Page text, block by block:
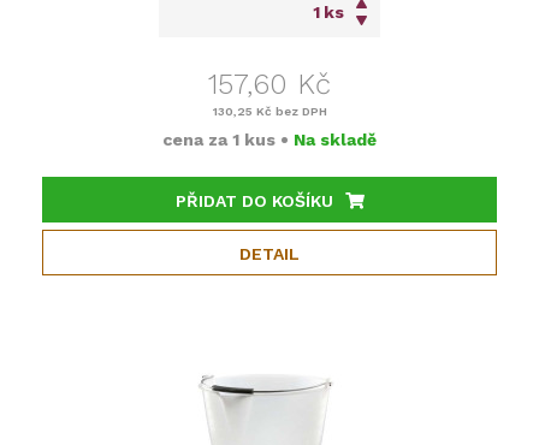
ks
157,60 Kč
130,25 Kč bez DPH
cena za 1 kus • Na skladě
PŘIDAT DO KOŠÍKU
DETAIL